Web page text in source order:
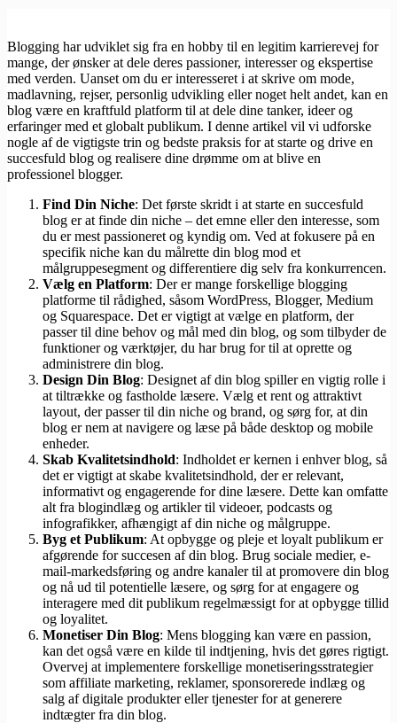
Blogging har udviklet sig fra en hobby til en legitim karrierevej for
mange, der ønsker at dele deres passioner, interesser og ekspertise
med verden. Uanset om du er interesseret i at skrive om mode,
madlavning, rejser, personlig udvikling eller noget helt andet, kan en
blog være en kraftfuld platform til at dele dine tanker, ideer og
erfaringer med et globalt publikum. I denne artikel vil vi udforske
nogle af de vigtigste trin og bedste praksis for at starte og drive en
succesfuld blog og realisere dine drømme om at blive en
professionel blogger.
Find Din Niche: Det første skridt i at starte en succesfuld
blog er at finde din niche – det emne eller den interesse, som
du er mest passioneret og kyndig om. Ved at fokusere på en
specifik niche kan du målrette din blog mod et
målgruppesegment og differentiere dig selv fra konkurrencen.
Vælg en Platform: Der er mange forskellige blogging
platforme til rådighed, såsom WordPress, Blogger, Medium
og Squarespace. Det er vigtigt at vælge en platform, der
passer til dine behov og mål med din blog, og som tilbyder de
funktioner og værktøjer, du har brug for til at oprette og
administrere din blog.
Design Din Blog: Designet af din blog spiller en vigtig rolle i
at tiltrække og fastholde læsere. Vælg et rent og attraktivt
layout, der passer til din niche og brand, og sørg for, at din
blog er nem at navigere og læse på både desktop og mobile
enheder.
Skab Kvalitetsindhold: Indholdet er kernen i enhver blog, så
det er vigtigt at skabe kvalitetsindhold, der er relevant,
informativt og engagerende for dine læsere. Dette kan omfatte
alt fra blogindlæg og artikler til videoer, podcasts og
infografikker, afhængigt af din niche og målgruppe.
Byg et Publikum: At opbygge og pleje et loyalt publikum er
afgørende for succesen af din blog. Brug sociale medier, e-
mail-markedsføring og andre kanaler til at promovere din blog
og nå ud til potentielle læsere, og sørg for at engagere og
interagere med dit publikum regelmæssigt for at opbygge tillid
og loyalitet.
Monetiser Din Blog: Mens blogging kan være en passion,
kan det også være en kilde til indtjening, hvis det gøres rigtigt.
Overvej at implementere forskellige monetiseringsstrategier
som affiliate marketing, reklamer, sponsorerede indlæg og
salg af digitale produkter eller tjenester for at generere
indtægter fra din blog.